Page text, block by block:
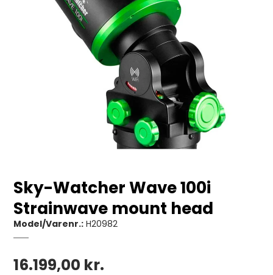
Sky-Watcher Wave 100i
Strainwave mount head
Model/Varenr.: H20982
16.199,00 kr.